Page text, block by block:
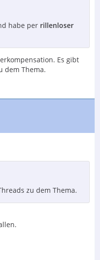
habe per rillenloser
Es gibt
dem Thema.
zu dem Thema.